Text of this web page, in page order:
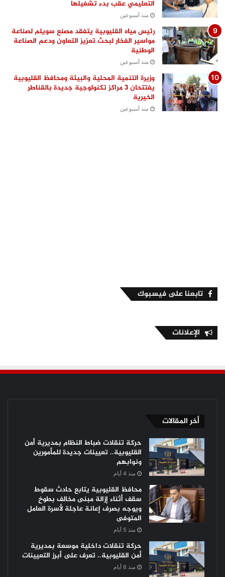
التعليمي عقب بدء تشغيلها
منذ أسبوعين
رئيس مياه القليوبية يتفقد مصنع سويلم لصناعة
مواسير الفخار لبحث تعزيز التعاون ودعم الصناعة
الوطنية
منذ أسبوعين
وزيرة التنمية المحلية والبيئة ومحافظ القليوبية
يفتتحان 3 مراكز تكنولوجية جديدة بالقناطر
الخيرية
منذ أسبوعين
تابعنا على فيسبوك
الإعلانات
أخر المقالات
حركة تنقلات ضباط النظام بمديرية أمن
القليوبية.. تعيينات جديدة للمأمورين
ونوابهم
منذ 4 أيام
محافظ القليوبية يتابع حادث سقوط
سقف أثناء إزالة مبنى مخالف بطوخ
ويوجه بصرف إعانة عاجلة لأسرة العامل
المتوفى
منذ 5 أيام
حركة تنقلات داخلية موسعة بمديرية
أمن القليوبية.. تعرف على أبرز التعيينات
منذ 6 أيام